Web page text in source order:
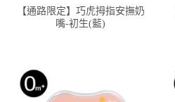
【通路限定】巧虎拇指安撫奶
嘴-初生(藍)